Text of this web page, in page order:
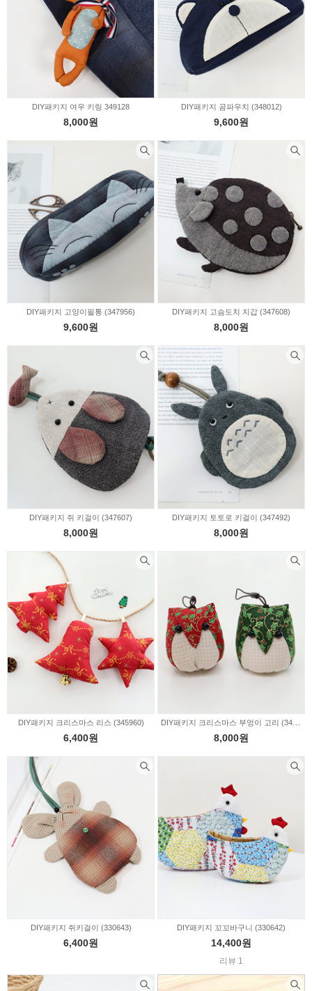
DIY패키지 여우 키링 349128
8,000원
DIY패키지 곰파우치 (348012)
9,600원
DIY패키지 고양이필통 (347956)
9,600원
DIY패키지 고슴도치 지갑 (347608)
8,000원
DIY패키지 쥐 키걸이 (347607)
8,000원
DIY패키지 토토로 키걸이 (347492)
8,000원
DIY패키지 크리스마스 리스 (345960)
6,400원 8,000원
DIY패키지 쥐키걸이 (330643)
6,400원
DIY패키지 꼬꼬바구니 (330642)
14,400원
리뷰 1